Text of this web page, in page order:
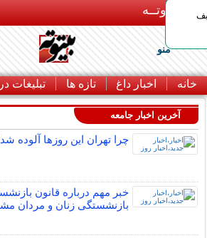
بـیتوتــه
منو
خانه اخبار داغ تازه ها تبلیغات
آخرین اخبار جامعه
چرا تهران این روزها آلوده
خبر مهم درباره قانون
بازنشستگی زنان و مردان